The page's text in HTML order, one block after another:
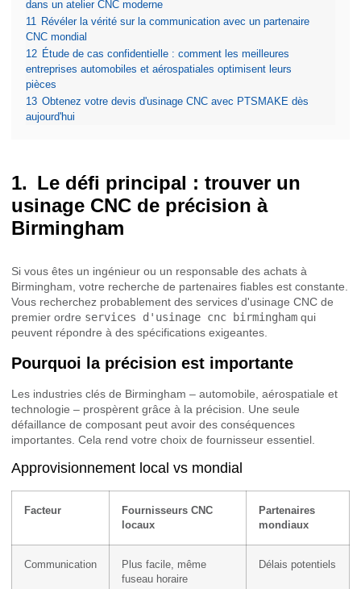
dans un atelier CNC moderne
11 Révéler la vérité sur la communication avec un partenaire
CNC mondial
12 Étude de cas confidentielle : comment les meilleures
entreprises automobiles et aérospatiales optimisent leurs
pièces
13 Obtenez votre devis d'usinage CNC avec PTSMAKE dès
aujourd'hui
Le défi principal : trouver un
usinage CNC de précision à
Birmingham
Si vous êtes un ingénieur ou un responsable des achats à
Birmingham, votre recherche de partenaires fiables est constante.
Vous recherchez probablement des services d'usinage CNC de
premier ordre services d'usinage cnc birmingham qui
peuvent répondre à des spécifications exigeantes.
Pourquoi la précision est importante
Les industries clés de Birmingham – automobile, aérospatiale et
technologie – prospèrent grâce à la précision. Une seule
défaillance de composant peut avoir des conséquences
importantes. Cela rend votre choix de fournisseur essentiel.
Approvisionnement local vs mondial
Facteur
Fournisseurs CNC
locaux
Partenaires
mondiaux
Communication
Plus facile, même
fuseau horaire
Délais potentiels